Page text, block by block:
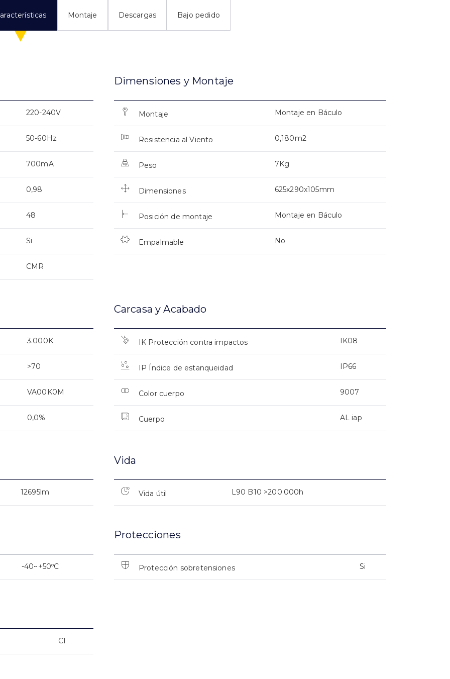
Montaje Descargas Bajo pedido
220-240V
50-60Hz
700mA
0,98
48
Si
CMR
Dimensiones y Montaje
Montaje Montaje en Báculo
Resistencia al Viento 0,180m2
Peso 7Kg
Dimensiones 625x290x105mm
Posición de montaje Montaje en Báculo
Empalmable No
3.000K
>70
VA00K0M
0,0%
Carcasa y Acabado
IK Protección contra impactos IK08
IP Índice de estanqueidad IP66
Color cuerpo 9007
Cuerpo AL iap
12695lm
Vida
Vida útil L90 B10 >200.000h
-40~+50ºC
Protecciones
Protección sobretensiones Si
CI